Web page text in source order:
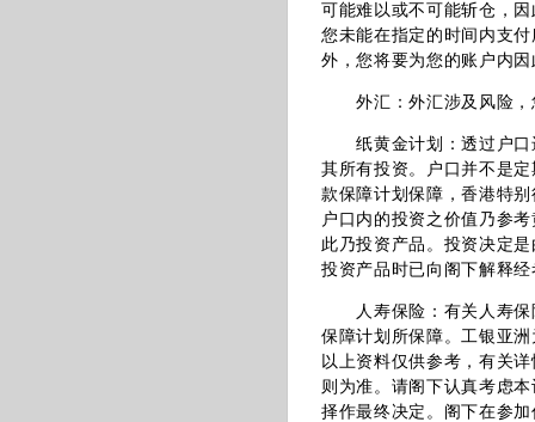
可能难以或不可能斩仓，
您未能在指定的时间内支
外，您将要为您的账户内
外汇：外汇涉及风险，
纸黄金计划：透过户口
其所有投资。户口并不是
款保障计划保障，香港特
户口内的投资之价值乃参
此乃投资产品。投资决定
投资产品时已向阁下解释
人寿保险：有关人寿保
保障计划所保障。工银亚
以上资料仅供参考，有关
则为准。请阁下认真考虑
择作最终决定。阁下在参